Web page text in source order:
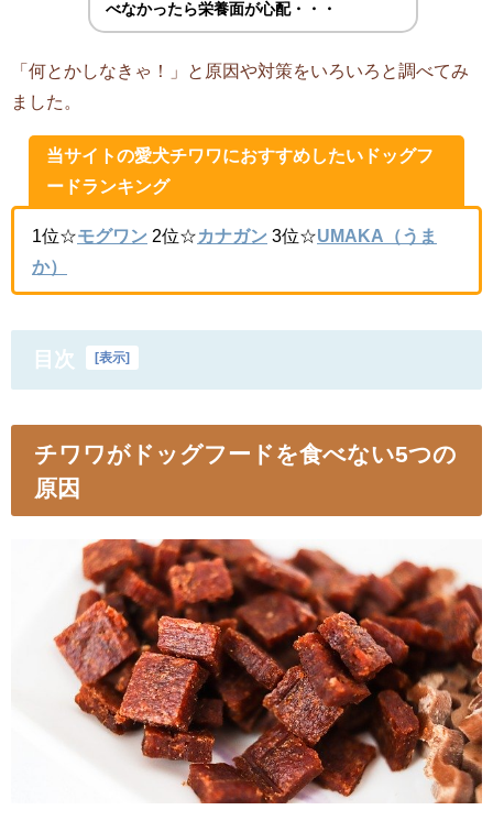
べなかったら栄養面が心配・・・
「何とかしなきゃ！」と原因や対策をいろいろと調べてみ
ました。
当サイトの愛犬チワワにおすすめしたいドッグフ
ードランキング
1位☆モグワン 2位☆カナガン 3位☆UMAKA（うま
か）
目次 [表示]
チワワがドッグフードを食べない5つの
原因